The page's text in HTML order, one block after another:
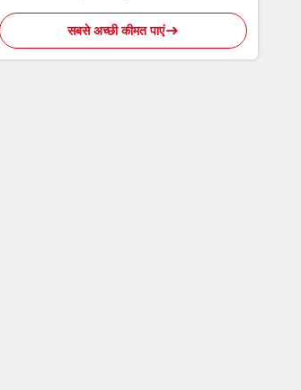
सबसे अच्छी कीमत पाएं